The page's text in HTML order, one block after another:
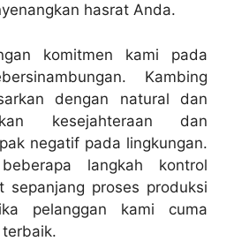
hasrat Anda.
komitmen kami pada
Kambing
dengan natural dan
kesejahteraan dan
negatif pada lingkungan.
langkah kontrol
sepanjang proses produksi
pelanggan kami cuma